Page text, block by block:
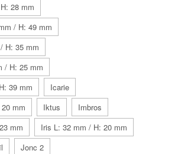
28 mm
/ H: 49 mm
H: 35 mm
/ H: 25 mm
39 mm
Icarie
mm
Iktus
Imbros
mm
Iris L: 32 mm / H: 20 mm
Jonc 2